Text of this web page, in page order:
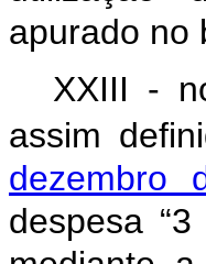
apurado no
XXIII -
assim
dezembro
despesa